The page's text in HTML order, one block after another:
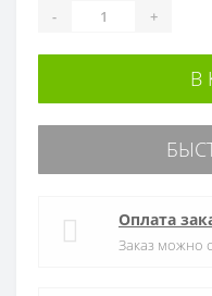
- +
В
Оплата
Заказ можно